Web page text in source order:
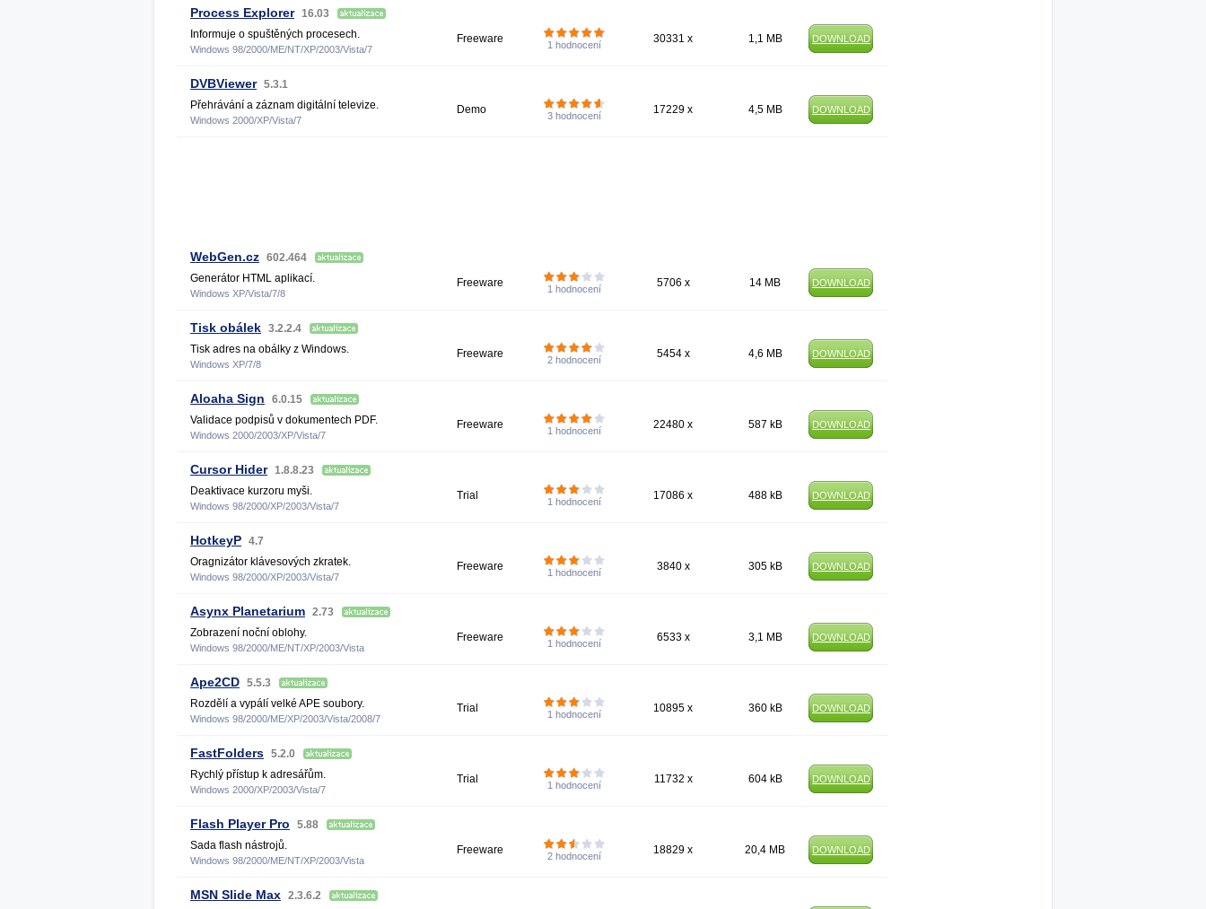
Process Explorer 16.03
Informuje o spuštěných procesech.
Windows 98/2000/ME/NT/XP/2003/Vista/7
Freeware 1 hodnocení 30331 x 1,1 MB DOWNLOAD
DVBViewer 5.3.1
Přehrávání a záznam digitální televize.
Windows 2000/XP/Vista/7
Demo 3 hodnocení 17229 x 4,5 MB DOWNLOAD
WebGen.cz 602.464
Generátor HTML aplikací.
Windows XP/Vista/7/8
Freeware 1 hodnocení 5706 x 14 MB DOWNLOAD
Tisk obálek 3.2.2.4
Tisk adres na obálky z Windows.
Windows XP/7/8
Freeware 2 hodnocení 5454 x 4,6 MB DOWNLOAD
Aloaha Sign
6.0.15
Validace podpisů v dokumentech PDF.
Windows 2000/2003/XP/Vista/7
Freeware 1 hodnocení 22480 x 587 kB DOWNLOAD
Cursor Hider 1.8.8.23
Deaktivace kurzoru myši.
Windows 98/2000/XP/2003/Vista/7
Trial 1 hodnocení 17086 x 488 kB DOWNLOAD
HotkeyP 4.7
Oragnizátor klávesových zkratek.
Windows 98/2000/XP/2003/Vista/7
Freeware 1 hodnocení 3840 x 305 kB DOWNLOAD
Asynx Planetarium 2.73
Zobrazení noční oblohy.
Windows 98/2000/ME/NT/XP/2003/Vista
Freeware 1 hodnocení 6533 x 3,1 MB DOWNLOAD
Ape2CD 5.5.3
Rozdělí a vypálí velké APE soubory.
Windows 98/2000/ME/XP/2003/Vista/2008/7
Trial 1 hodnocení 10895 x 360 kB DOWNLOAD
FastFolders 5.2.0
Rychlý přístup k adresářům.
Windows 2000/XP/2003/Vista/7
Trial 1 hodnocení 11732 x 604 kB DOWNLOAD
Flash Player Pro
5.88
Sada flash nástrojů.
Windows 98/2000/ME/NT/XP/2003/Vista
Freeware 2 hodnocení 18829 x 20,4 MB DOWNLOAD
MSN Slide Max 2.3.6.2